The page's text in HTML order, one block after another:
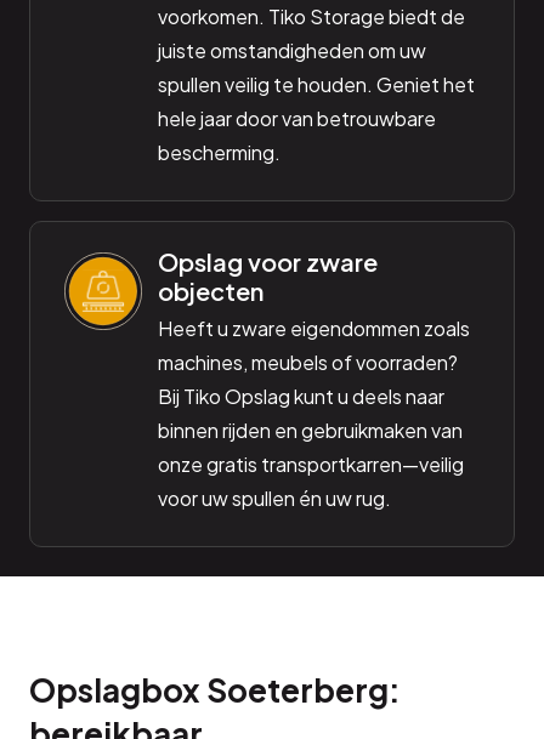
voorkomen. Tiko Storage biedt de
juiste omstandigheden om uw
spullen veilig te houden. Geniet het
hele jaar door van betrouwbare
bescherming.
Opslag voor zware
objecten
Heeft u zware eigendommen zoals
machines, meubels of voorraden?
Bij Tiko Opslag kunt u deels naar
binnen rijden en gebruikmaken van
onze gratis transportkarren—veilig
voor uw spullen én uw rug.
Opslagbox Soeterberg: